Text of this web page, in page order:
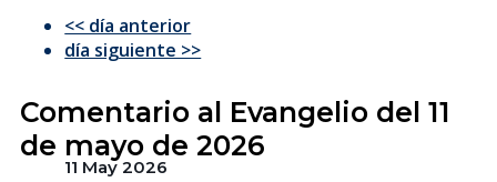
<< día anterior
día siguiente >>
Comentario al Evangelio del 11
de mayo de 2026
11 May 2026